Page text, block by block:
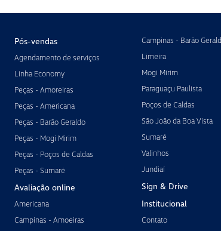
Pós-vendas
Agendamento de serviços
Linha Economy
Peças - Amoreiras
Peças - Americana
Peças - Barão Geraldo
Peças - Mogi Mirim
Peças - Poços de Caldas
Peças - Sumaré
Avaliação online
Americana
Campinas - Amoeiras
Campinas - Barão
Limeira
Mogi Mirim
Paraguaçu Paulista
Poços de Caldas
São João da Boa Vista
Sumaré
Valinhos
Jundiaí
Sign & Drive
Institucional
Contato